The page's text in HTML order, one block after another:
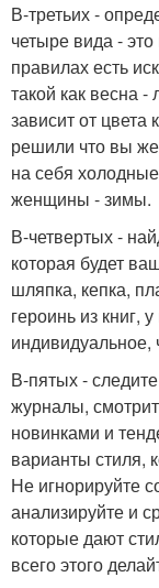
В-третьих -
четыре вида -
правилах есть
такой как весна
зависит от цвета
решили что вы
на себя
женщины - зимы.
В-четвертых -
которая будет
шляпка, кепка,
героинь из книг,
индивидуальное,
В-пятых -
журналы,
новинками и
варианты стиля,
Не игнорируйте
анализируйте и
которые дают
всего этого